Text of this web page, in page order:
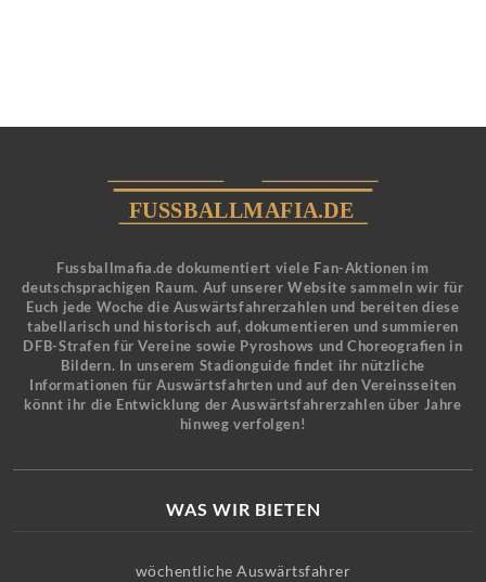
Fussballmafia.de dokumentiert viele Fan-Aktionen im
deutschsprachigen Raum. Auf unserer Website sammeln wir für
Euch jede Woche die Auswärtsfahrerzahlen und bereiten diese
tabellarisch und historisch auf, dokumentieren und summieren
DFB-Strafen für Vereine sowie Pyroshows und Choreografien in
Bildern. In unserem Stadionguide findet ihr nützliche
Informationen für Auswärtsfahrten und auf den Vereinsseiten
könnt ihr die Entwicklung der Auswärtsfahrerzahlen über Jahre
hinweg verfolgen!
WAS WIR BIETEN
wöchentliche Auswärtsfahrer